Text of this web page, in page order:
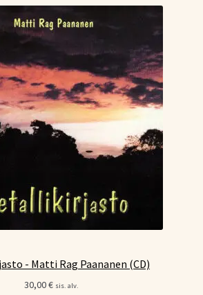
- Matti Rag Paananen (CD)
30,00€ sis. alv.